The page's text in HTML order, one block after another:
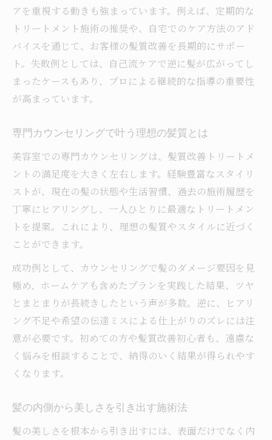
アを重視する動きも強まっています。例えば、定期的な
トリートメント施術の推奨や、自宅でのケア方法のアド
バイスを通じて、お客様の髪質改善を長期的にサポー
ト。失敗例としては、自己流ケアで逆に髪が広がってし
まったケースもあり、プロによる継続的な指導の重要性
が高まっています。
専門カウンセリングで叶う理想の髪質とは
美容室での専門カウンセリングは、髪質改善トリートメ
ントの満足度を大きく左右します。経験豊富なスタイリ
ストが、現在の髪の状態や生活習慣、過去の施術履歴を
丁寧にヒアリングし、一人ひとりに最適なトリートメン
トを提案。これにより、理想の髪質やスタイルに近づく
ことができます。
成功例として、カウンセリングで髪のダメージ要因を見
極め、ホームケアも含めたプランを実践した結果、ツヤ
とまとまりが長続きしたという声が多数。逆に、ヒアリ
ング不足や希望の伝達ミスによる仕上がりのズレには注
意が必要です。初めての方や髪質改善初心者も、遠慮な
く悩みを相談することで、納得のいく結果が得られやす
くなります。
髪の内側から美しさを引き出す施術法
髪の美しさを根本から引き出すには、表面だけでなく内